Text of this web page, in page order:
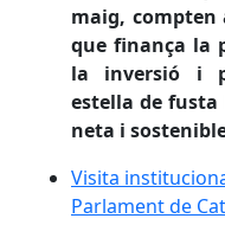
maig, compten
que finança la
la inversió i
estella de fusta
neta i
Visita
Visita
Parlament de